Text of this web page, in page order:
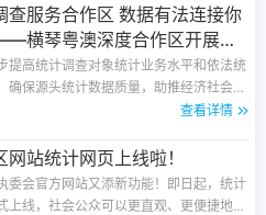
级领导、离退休干部致以最崇高的敬意，
来关心和支持统计工作的各届人士致以诚
和新年的问候。
查服务合作区 数据有法连接你
横琴粤澳深度合作区开展统
宣传进企业活动
提高统计调查对象统计业务水平和依法统
确保源头统计数据质量，助推经济社会高
，12月8日，横琴粤澳深度合作区开展
。活动在广东省统计局、澳门统计暨普
家统计局广东调查总队的指导下，由横琴
合作区统计局、珠海市统计局、国家统计
查看详情
网站统计网页上线啦！
委会官方网站又添新功能！即日起，统计
上线，社会公众可以更直观、更便捷地掌